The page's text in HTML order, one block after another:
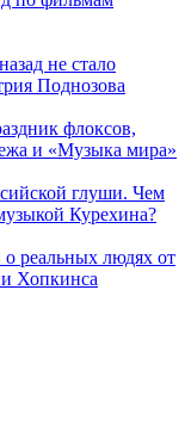
не стало
Поднозова
флоксов,
и «Музыка мира»
глуши. Чем
Курехина?
реальных людях от
Хопкинса